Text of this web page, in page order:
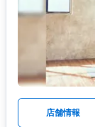
店舗情報